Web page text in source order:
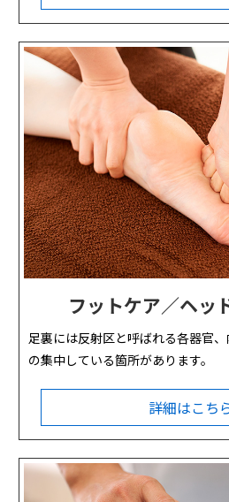
フットケア／ヘッ
足裏には反射区と呼ばれる各器官
の集中している箇所があります。
詳細はこち